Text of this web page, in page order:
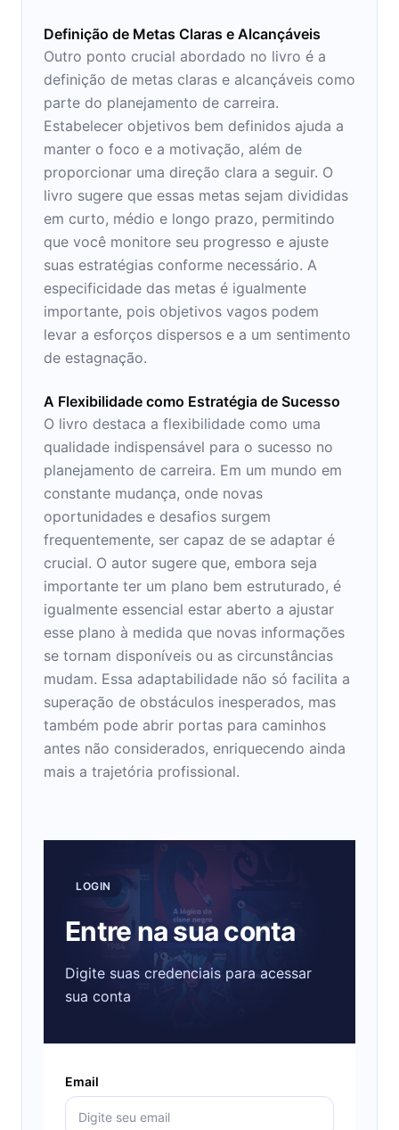
Definição de Metas Claras e Alcançáveis
Outro ponto crucial abordado no livro é a
definição de metas claras e alcançáveis como
parte do planejamento de carreira.
Estabelecer objetivos bem definidos ajuda a
manter o foco e a motivação, além de
proporcionar uma direção clara a seguir. O
livro sugere que essas metas sejam divididas
em curto, médio e longo prazo, permitindo
que você monitore seu progresso e ajuste
suas estratégias conforme necessário. A
especificidade das metas é igualmente
importante, pois objetivos vagos podem
levar a esforços dispersos e a um sentimento
de estagnação.
A Flexibilidade como Estratégia de Sucesso
O livro destaca a flexibilidade como uma
qualidade indispensável para o sucesso no
planejamento de carreira. Em um mundo em
constante mudança, onde novas
oportunidades e desafios surgem
frequentemente, ser capaz de se adaptar é
crucial. O autor sugere que, embora seja
importante ter um plano bem estruturado, é
igualmente essencial estar aberto a ajustar
esse plano à medida que novas informações
se tornam disponíveis ou as circunstâncias
mudam. Essa adaptabilidade não só facilita a
superação de obstáculos inesperados, mas
também pode abrir portas para caminhos
antes não considerados, enriquecendo ainda
mais a trajetória profissional.
LOGIN
Entre na sua conta
Digite suas credenciais para acessar
sua conta
Email